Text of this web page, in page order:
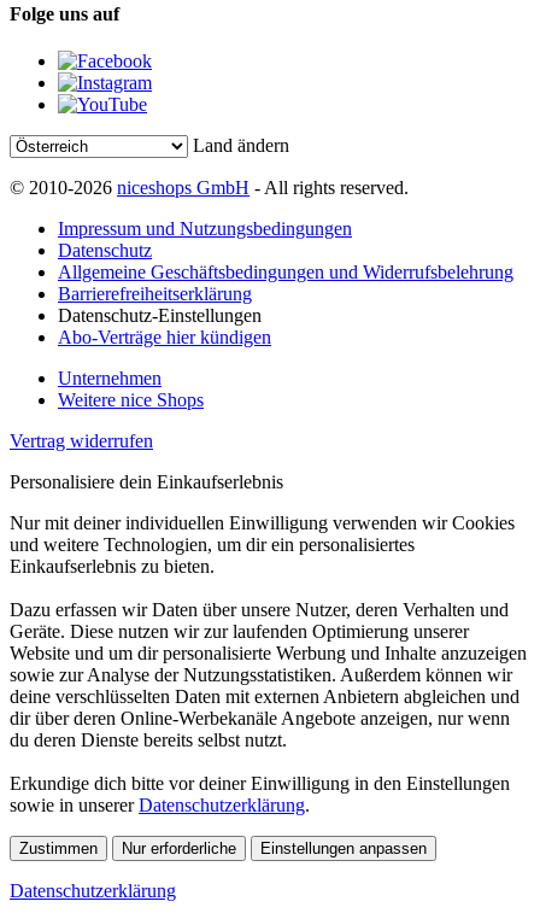
Folge uns auf
Land ändern
© 2010-2026 niceshops GmbH - All rights reserved.
Impressum und Nutzungsbedingungen
Datenschutz
Allgemeine Geschäftsbedingungen und Widerrufsbelehrung
Barrierefreiheitserklärung
Datenschutz-Einstellungen
Abo-Verträge hier kündigen
Unternehmen
Weitere nice Shops
Vertrag widerrufen
Personalisiere dein Einkaufserlebnis
Nur mit deiner individuellen Einwilligung verwenden wir Cookies
und weitere Technologien, um dir ein personalisiertes
Einkaufserlebnis zu bieten.
Dazu erfassen wir Daten über unsere Nutzer, deren Verhalten und
Geräte. Diese nutzen wir zur laufenden Optimierung unserer
Website und um dir personalisierte Werbung und Inhalte anzuzeigen
sowie zur Analyse der Nutzungsstatistiken. Außerdem können wir
deine verschlüsselten Daten mit externen Anbietern abgleichen und
dir über deren Online-Werbekanäle Angebote anzeigen, nur wenn
du deren Dienste bereits selbst nutzt.
Erkundige dich bitte vor deiner Einwilligung in den Einstellungen
sowie in unsererDatenschutzerklärung.
Zustimmen Nur erforderliche Einstellungen anpassen
Datenschutzerklärung